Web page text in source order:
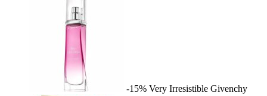
-15% Very Irresistible Givenchy